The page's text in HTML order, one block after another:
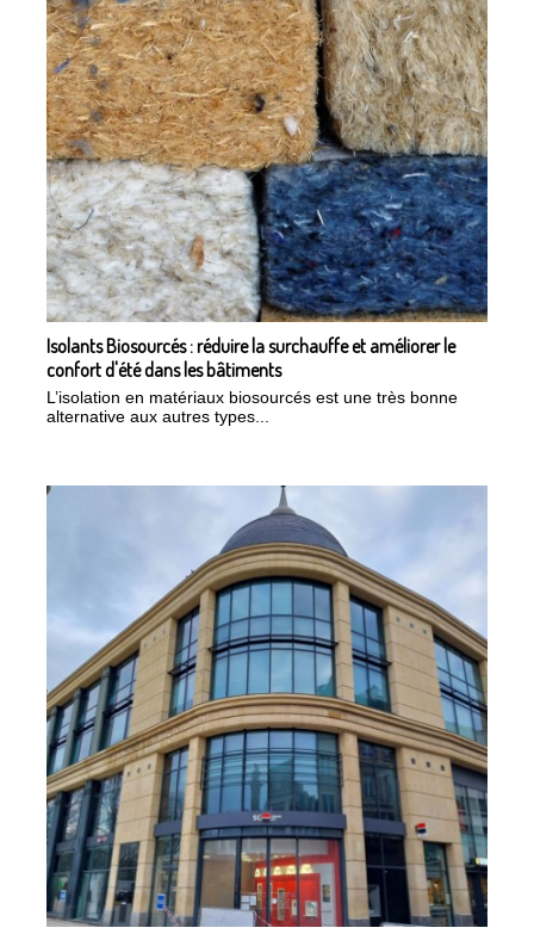
Isolants Biosourcés : réduire la surchauffe et améliorer le
confort d'été dans les bâtiments
L’isolation en matériaux biosourcés est une très bonne
alternative aux autres types...